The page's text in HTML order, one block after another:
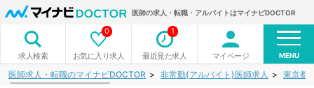
医師の求人・転職・アルバイトはマイナビDOCTOR
求人検索 お気に入り求人
0
最近見た求人
1
マイページ MENU
医師求人・転職のマイナビDOCTOR 非常勤(アルバイト)医師求人 東京都